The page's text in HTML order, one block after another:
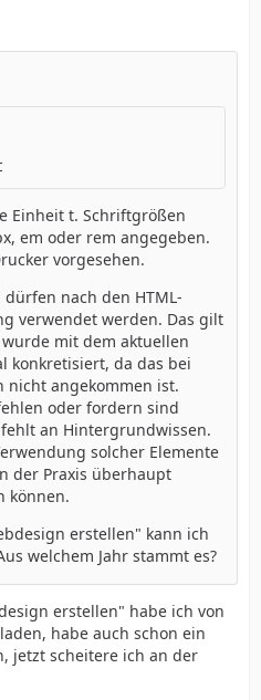
Einheit t. Schriftgrößen
em oder rem angegeben.
vorgesehen.
nach den HTML-
verwendet werden. Das gilt
mit dem aktuellen
konkretisiert, da das bei
nicht angekommen ist.
oder fordern sind
an Hintergrundwissen.
solcher Elemente
der Praxis überhaupt
können.
erstellen" kann ich
welchem Jahr stammt es?
erstellen" habe ich von
habe auch schon ein
jetzt scheitere ich an der